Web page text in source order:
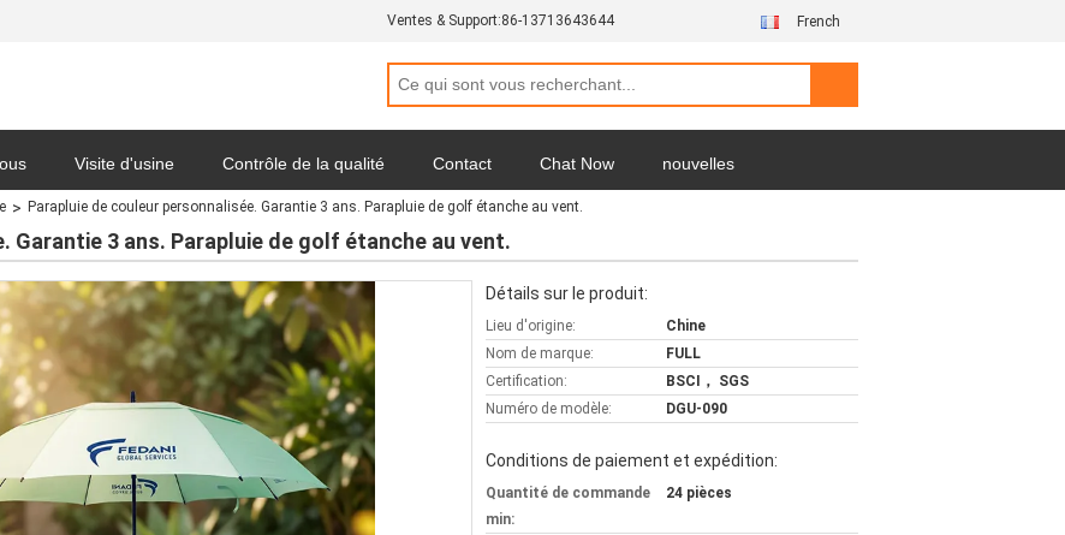
Ventes & Support:86-13713643644 French
Visite d'usine Contrôle de la qualité Contact Chat Now nouvelles
Politique de confidentialité Tous les cas
Parapluie de couleur personnalisée. Garantie 3 ans. Parapluie de golf étanche au vent.
Garantie 3 ans. Parapluie de golf étanche au vent.
Détails sur le produit:
Lieu d'origine:
Chine
Nom de marque:
FULL
Certification:
BSCI， SGS
Numéro de modèle:
DGU-090
Conditions de paiement et expédition:
Quantité de commande
min:
24 pièces